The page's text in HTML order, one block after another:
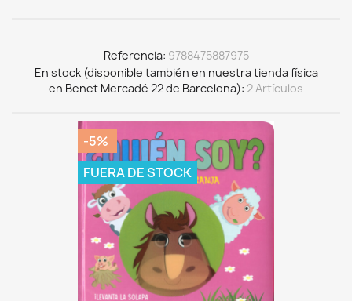
Referencia 9788475887975
En stock (disponible también en nuestra tienda física
en Benet Mercadé 22 de Barcelona) 2 Artículos
-5%
FUERA DE STOCK